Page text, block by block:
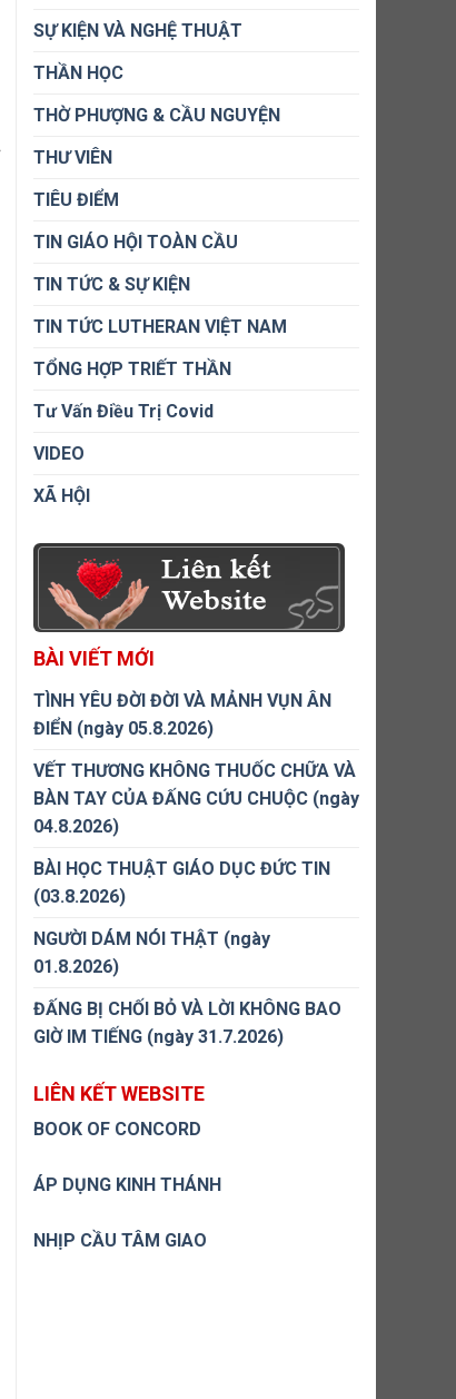
SỰ KIỆN VÀ NGHỆ THUẬT
THẦN HỌC
THỜ PHƯỢNG & CẦU NGUYỆN
THƯ VIÊN
TIÊU ĐIỂM
TIN GIÁO HỘI TOÀN CẦU
TIN TỨC & SỰ KIỆN
TIN TỨC LUTHERAN VIỆT NAM
TỔNG HỢP TRIẾT THẦN
Tư Vấn Điều Trị Covid
VIDEO
XÃ HỘI
BÀI VIẾT MỚI
TÌNH YÊU ĐỜI ĐỜI VÀ MẢNH VỤN ÂN
ĐIỂN (ngày 05.8.2026)
VẾT THƯƠNG KHÔNG THUỐC CHỮA VÀ
BÀN TAY CỦA ĐẤNG CỨU CHUỘC (ngày
04.8.2026)
BÀI HỌC THUẬT GIÁO DỤC ĐỨC TIN
(03.8.2026)
NGƯỜI DÁM NÓI THẬT (ngày
01.8.2026)
ĐẤNG BỊ CHỐI BỎ VÀ LỜI KHÔNG BAO
GIỜ IM TIẾNG (ngày 31.7.2026)
LIÊN KẾT WEBSITE
BOOK OF CONCORD
ÁP DỤNG KINH THÁNH
NHỊP CẦU TÂM GIAO